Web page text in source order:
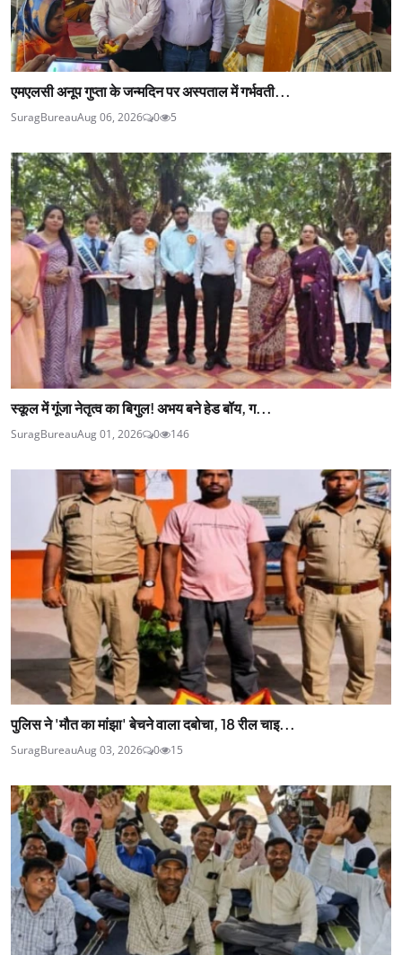
एमएलसी अनूप गुप्ता के जन्मदिन पर अस्पताल में गर्भवती...
SuragBureauAug 06, 2026 0 5
स्कूल में गूंजा नेतृत्व का बिगुल! अभय बने हेड बॉय, ग...
SuragBureauAug 01, 2026 0 146
पुलिस ने 'मौत का मांझा' बेचने वाला दबोचा, 18 रील चाइ...
SuragBureauAug 03, 2026 0 15